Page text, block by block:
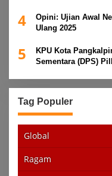
4
Opini: Ujian Awal
Ulang 2025
5
KPU Kota
Sementara (DPS)
Tag Populer
Global
Ragam